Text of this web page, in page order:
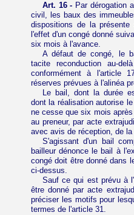
Art. 16 - Par dérogation
civil, les baux des
dispositions de la
l'effet d'un congé donné
six mois à l'avance.
A défaut de congé, le
tacite reconduction au-
conformément à l'article
réserves prévues à l'alinéa
Le bail, dont la durée
dont la réalisation autorise
ne cesse que six mois
au preneur, par acte
avec avis de réception, de
S'agissant d'un bail
bailleur dénonce le bail à
congé doit être donné dans
ci-dessus.
Sauf ce qui est prévu à
être donné par acte
préciser les motifs pour
termes de l'article 31.